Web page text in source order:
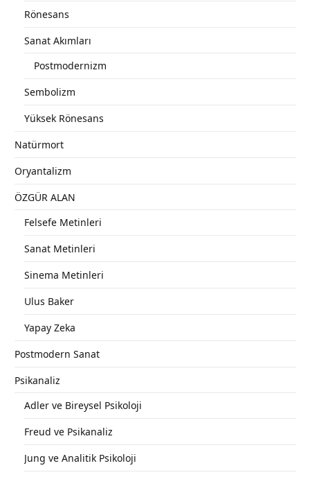
Rönesans
Sanat Akımları
Postmodernizm
Sembolizm
Yüksek Rönesans
Natürmort
Oryantalizm
ÖZGÜR ALAN
Felsefe Metinleri
Sanat Metinleri
Sinema Metinleri
Ulus Baker
Yapay Zeka
Postmodern Sanat
Psikanaliz
Adler ve Bireysel Psikoloji
Freud ve Psikanaliz
Jung ve Analitik Psikoloji